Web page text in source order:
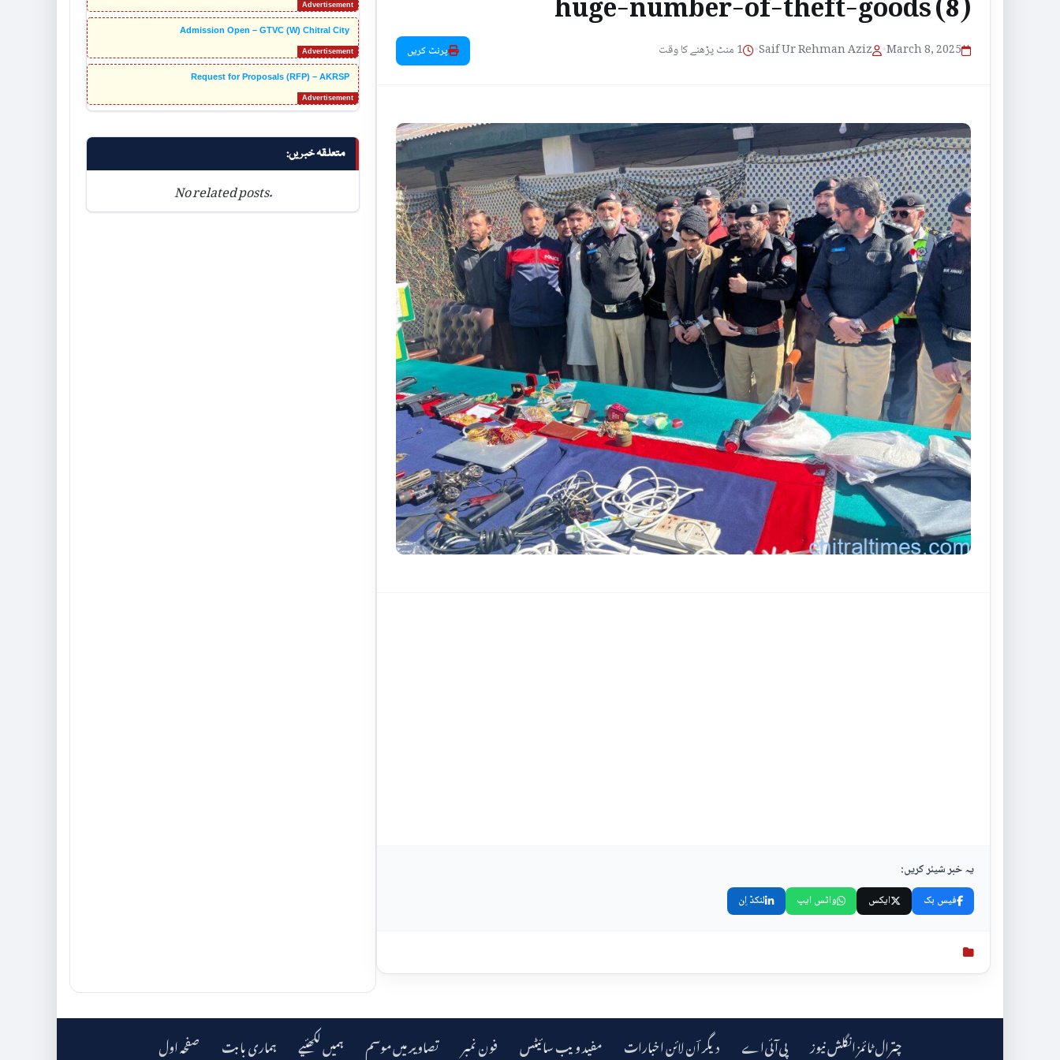
Admission Open – GTVC (W) Chitral City
Request for Proposals (RFP) – AKRSP
متعلقہ خبریں:
No related posts.
March 8, 2025
•
Saif Ur Rehman Aziz
• 1 منٹ پڑھنے کا وقت پرنٹ کریں
یہ خبر شیئر کریں:
فیس بک ایکس واٹس ایپ لنکڈ اِن
صفحہ اول ہماری بابت ہمیں لکھئیے تصاویر میں موسم فون نمبر مفید ویب سائیٹس دیگر اؔن لائن اخبارات پی‌آئی‌اے‎ چترال ٹائمز انگلش نیوز